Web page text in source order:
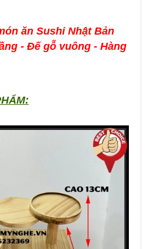
ăn Sushi Nhật Bản
- Đế gỗ vuông - Hàng